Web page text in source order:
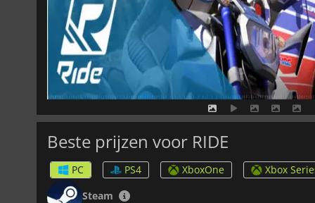
Beste prijzen voor RIDE
PC PS4 XboxOne
Xbox
Steam